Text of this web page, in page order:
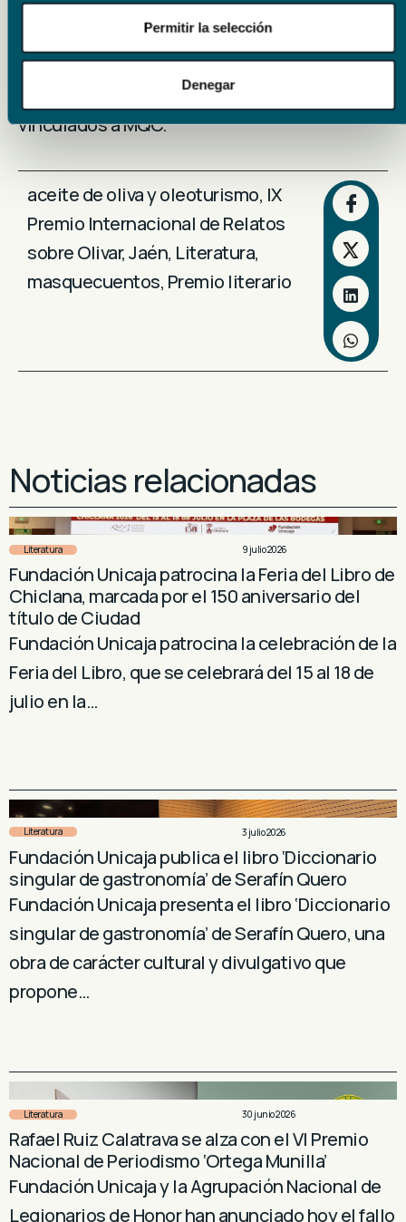
Permitir la selección
Denegar
promovido los cortometrajes “Love AOVE”,
“Raíces” y “El reencuentro”; y se ha implicado
en la difusión de numerosas propuestas
culturales promovidas por creadores
vinculados a MQC.
aceite de oliva y oleoturismo, IX
Premio Internacional de Relatos
sobre Olivar,Jaén, Literatura,
masquecuentos, Premio literario
Noticias relacionadas
Literatura 9 julio 2026
Fundación Unicaja patrocina la Feria del Libro de
Chiclana, marcada por el 150 aniversario del
título de Ciudad
Fundación Unicaja patrocina la celebración de la
Feria del Libro, que se celebrará del 15 al 18 de
julio en la…
Literatura 3 julio 2026
Fundación Unicaja publica el libro ‘Diccionario
singular de gastronomía’ de Serafín Quero
Fundación Unicaja presenta el libro ‘Diccionario
singular de gastronomía’ de Serafín Quero, una
obra de carácter cultural y divulgativo que
propone…
Literatura 30 junio 2026
Rafael Ruiz Calatrava se alza con el VI Premio
Nacional de Periodismo ‘Ortega Munilla’
Fundación Unicaja y la Agrupación Nacional de
Legionarios de Honor han anunciado hoy el fallo